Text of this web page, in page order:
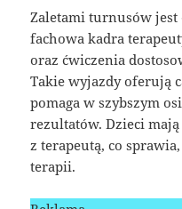
Zaletami turnusów jest
fachowa kadra
oraz ćwiczenia
Takie wyjazdy oferują
pomaga w szybszym
rezultatów. Dzieci
z terapeutą, co
terapii.